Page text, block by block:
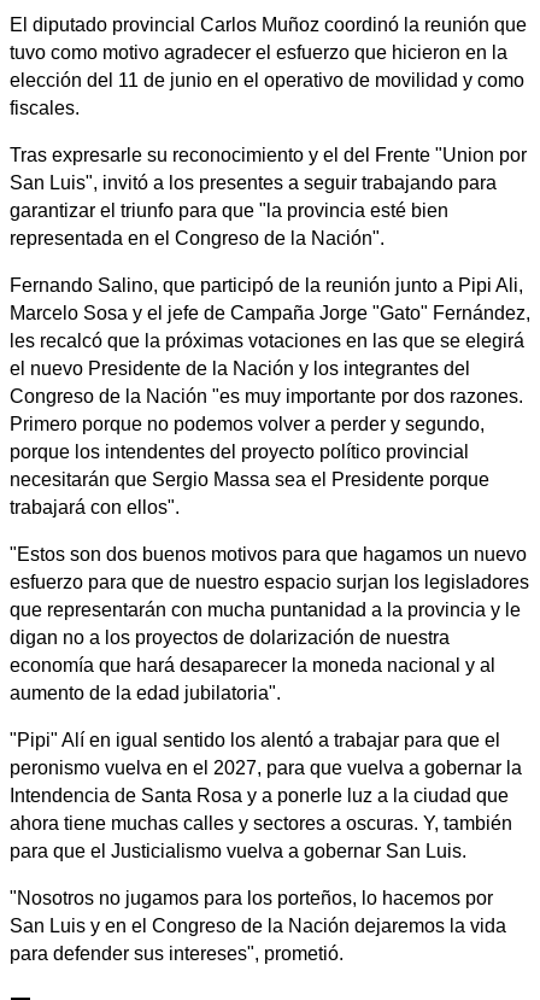
El diputado provincial Carlos Muñoz coordinó la reunión que
tuvo como motivo agradecer el esfuerzo que hicieron en la
elección del 11 de junio en el operativo de movilidad y como
fiscales.
Tras expresarle su reconocimiento y el del Frente "Union por
San Luis", invitó a los presentes a seguir trabajando para
garantizar el triunfo para que "la provincia esté bien
representada en el Congreso de la Nación".
Fernando Salino, que participó de la reunión junto a Pipi Ali,
Marcelo Sosa y el jefe de Campaña Jorge "Gato" Fernández,
les recalcó que la próximas votaciones en las que se elegirá
el nuevo Presidente de la Nación y los integrantes del
Congreso de la Nación "es muy importante por dos razones.
Primero porque no podemos volver a perder y segundo,
porque los intendentes del proyecto político provincial
necesitarán que Sergio Massa sea el Presidente porque
trabajará con ellos".
"Estos son dos buenos motivos para que hagamos un nuevo
esfuerzo para que de nuestro espacio surjan los legisladores
que representarán con mucha puntanidad a la provincia y le
digan no a los proyectos de dolarización de nuestra
economía que hará desaparecer la moneda nacional y al
aumento de la edad jubilatoria".
"Pipi" Alí en igual sentido los alentó a trabajar para que el
peronismo vuelva en el 2027, para que vuelva a gobernar la
Intendencia de Santa Rosa y a ponerle luz a la ciudad que
ahora tiene muchas calles y sectores a oscuras. Y, también
para que el Justicialismo vuelva a gobernar San Luis.
"Nosotros no jugamos para los porteños, lo hacemos por
San Luis y en el Congreso de la Nación dejaremos la vida
para defender sus intereses", prometió.